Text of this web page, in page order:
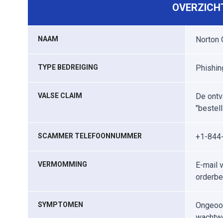
NAAM Norton
TYPE BEDREIGING
VALSE CLAIM
De
SCAMMER TELEFOONNUMMER +1-
VERMOMMING
E-mail
SYMPTOMEN